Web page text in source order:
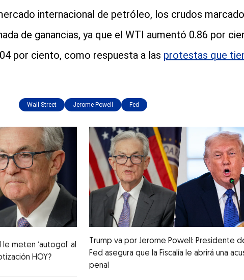
internacional de petróleo, los crudos
de ganancias, ya que el WTI aumentó 0.86 por
por ciento, como respuesta a las protestas que
Wall Street Jerome Powell Fed
meten ‘autogol’ al
HOY?
Trump va por Jerome Powell: Presidente
Fed asegura que la Fiscalía le abrirá una
penal